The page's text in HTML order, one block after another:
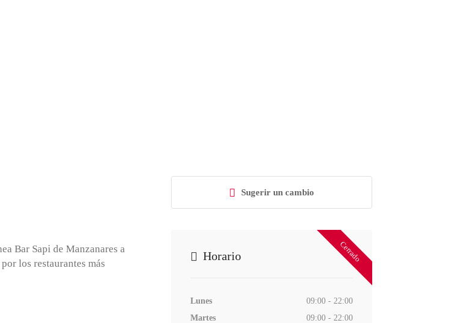
Bar Sapi de Manzanares a
los restaurantes más
Sugerir un cambio
Cerrado
Horario
Lunes
09:00 - 22:00
Martes
09:00 - 22:00